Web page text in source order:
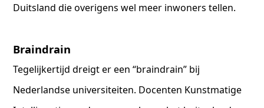
Duitsland die overigens wel meer inwoners tellen.
Braindrain
Tegelijkertijd dreigt er een “braindrain” bij
Nederlandse universiteiten. Docenten Kunstmatige